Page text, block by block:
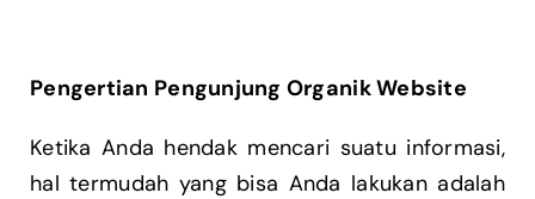
Pengertian Pengunjung Organik Website
Ketika Anda hendak mencari suatu informasi,
hal termudah yang bisa Anda lakukan adalah